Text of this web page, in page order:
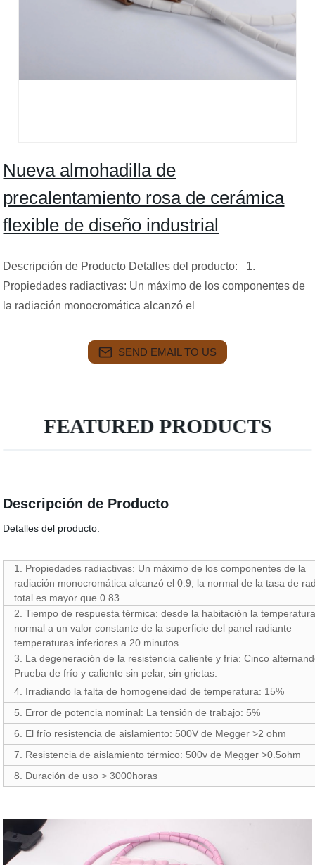
Nueva almohadilla de
precalentamiento rosa de cerámica
flexible de diseño industrial
Descripción de Producto Detalles del producto: 1.
Propiedades radiactivas: Un máximo de los componentes de
la radiación monocromática alcanzó el
SEND EMAIL TO US
FEATURED PRODUCTS
Descripción de Producto
Detalles del producto:
1. Propiedades radiactivas: Un máximo de los componentes de la
radiación monocromática alcanzó el 0.9, la normal de la tasa de
total es mayor que 0.83.
2. Tiempo de respuesta térmica: desde la habitación la
normal a un valor constante de la superficie del panel radiante
temperaturas inferiores a 20 minutos.
3. La degeneración de la resistencia caliente y fría: Cinco
Prueba de frío y caliente sin pelar, sin grietas.
4. Irradiando la falta de homogeneidad de temperatura: 15%
5. Error de potencia nominal: La tensión de trabajo: 5%
6. El frío resistencia de aislamiento: 500V de Megger >2 ohm
7. Resistencia de aislamiento térmico: 500v de Megger >0.5ohm
8. Duración de uso > 3000horas